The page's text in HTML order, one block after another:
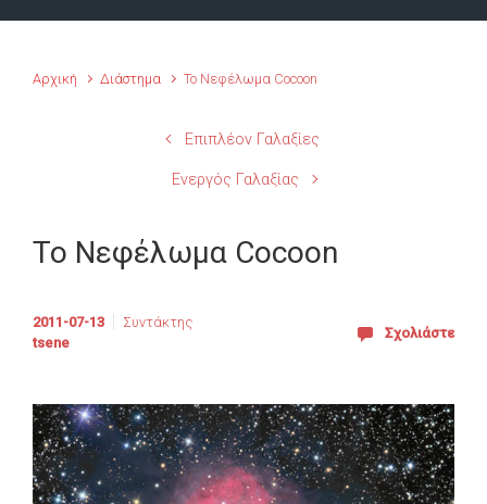
Αρχική Διάστημα Το Νεφέλωμα Cocoon
Επιπλέον Γαλαξίες
Ενεργός Γαλαξίας
Το Νεφέλωμα Cocoon
2011-07-13
Συντάκτης
tsene
Σχολιάστε